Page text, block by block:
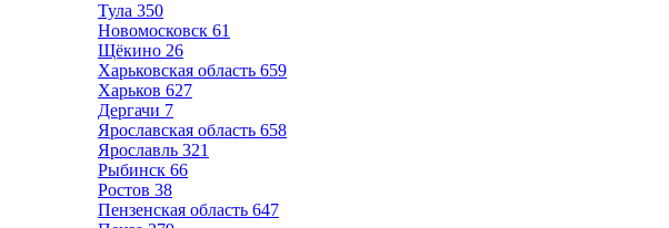
Тула 350
Новомосковск 61
Щёкино 26
Харьковская область 659
Харьков 627
Дергачи 7
Ярославская область 658
Ярославль 321
Рыбинск 66
Ростов 38
Пензенская область 647